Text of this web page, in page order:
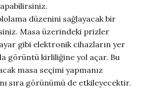
düzenini sağlayacak bir
Masa üzerindeki prizler
gibi elektronik cihazların yer
görüntü kirliliğine yol açar. Bu
masa seçimi yapmanız
sıra görünümü de etkileyecektir.